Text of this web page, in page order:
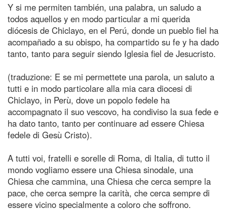
Y si me permiten también, una palabra, un saludo a
todos aquellos y en modo particular a mi querida
diócesis de Chiclayo, en el Perú, donde un pueblo fiel ha
acompañado a su obispo, ha compartido su fe y ha dado
tanto, tanto para seguir siendo Iglesia fiel de Jesucristo.
(traduzione: E se mi permettete una parola, un saluto a
tutti e in modo particolare alla mia cara diocesi di
Chiclayo, in Perù, dove un popolo fedele ha
accompagnato il suo vescovo, ha condiviso la sua fede e
ha dato tanto, tanto per continuare ad essere Chiesa
fedele di Gesù Cristo).
A tutti voi, fratelli e sorelle di Roma, di Italia, di tutto il
mondo vogliamo essere una Chiesa sinodale, una
Chiesa che cammina, una Chiesa che cerca sempre la
pace, che cerca sempre la carità, che cerca sempre di
essere vicino specialmente a coloro che soffrono.